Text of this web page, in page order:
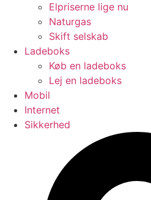
Elpriserne lige nu
Naturgas
Skift selskab
Ladeboks
Køb en ladeboks
Lej en ladeboks
Mobil
Internet
Sikkerhed